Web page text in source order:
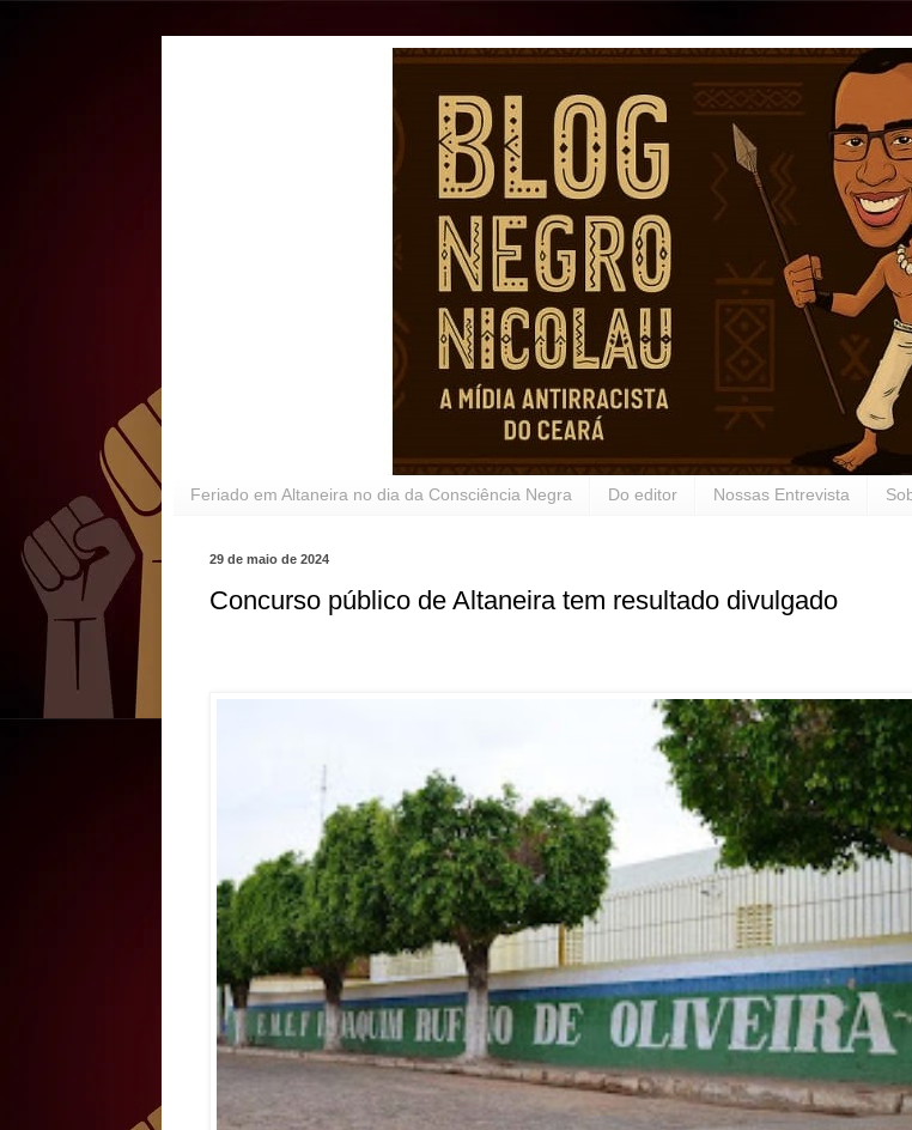
Feriado em Altaneira no dia da Consciência Negra Do editor Nossas Entrevista
29 de maio de 2024
Concurso público de Altaneira tem resultado divulgado